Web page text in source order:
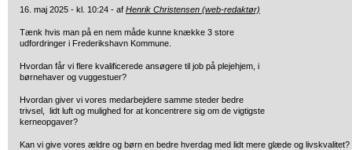
16. maj 2025 - kl. 10:24 - af Henrik Christensen (web-redaktør)
Tænk hvis man på en nem måde kunne knække 3 store
udfordringer i Frederikshavn Kommune.
Hvordan får vi flere kvalificerede ansøgere til job på plejehjem, i
børnehaver og vuggestuer?
Hvordan giver vi vores medarbejdere samme steder bedre
trivsel, lidt luft og mulighed for at koncentrere sig om de vigtigste
kerneopgaver?
Kan vi give vores ældre og børn en bedre hverdag med lidt mere glæde og livskvalitet?